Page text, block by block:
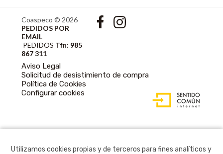
Coaspeco © 2026
PEDIDOS POR
EMAIL
PEDIDOS Tfn: 985
867 311
Aviso Legal
Solicitud de desistimiento de compra
Política de Cookies
Configurar cookies
ACCESIBLE CON
GESTOR DE
CONTENIDOS
Utilizamos cookies propias y de terceros para fines analíticos y